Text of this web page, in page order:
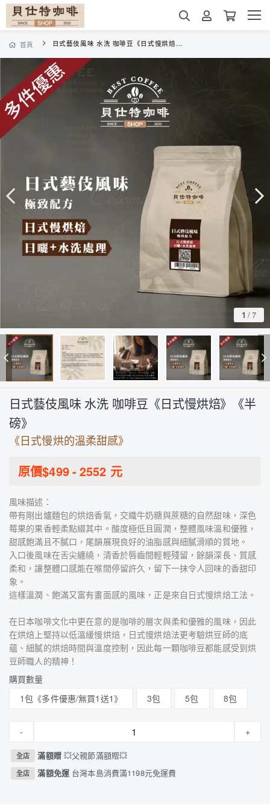
首頁 日式藝伎風味 水洗 咖啡豆《日式慢烘焙》《半磅》
1 /7
日式藝伎風味 水洗 咖啡豆《日式慢烘焙》《半
磅》
《日式慢烘的溫柔甜感》
原價$499- 2552 元
風味描述：
帶有剛出爐麵包的烘焙香氣，交織牛奶糖與蔗糖的自然甜味，深色
莓果的果香輕柔點綴其中。酸度極低且圓潤，整體風味溫和優雅，
甜感飽滿且不膩口，尾韻展現良好的油脂感與細膩滑順的質地。
入口後風味在舌尖纏繞，清香於唇齒間輕輕殘留，餘韻深長、質感
柔和，讓整體口感能在喉間停留許久，留下一抹令人回味的香甜印
象。
這樣溫潤、飽滿又富有畫面感的風味，正是來自日式慢烘焙工法。
在日本咖啡文化中更在意的是咖啡的層次與柔和優雅的風味，因此
在烘焙上堅持以低溫緩慢烘焙，日式慢烘焙法更考驗烘豆師的底
蘊、細膩的烘焙時間與溫度控制，因此每一顆咖啡豆都能感受到烘
豆師職人的精神！
購買數量
1包《多件優惠/無買1送1》
3包 5包 8包
- +
全店 滿額贈 💥父親節滿額贈💥
全店 滿額免運 台灣本島消費滿1198元免運費